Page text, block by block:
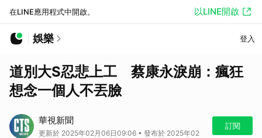
在LINE應用程式中開啟。 以LINE開啟
娛樂 登入
道別大S忍悲上工 蔡康永淚崩：瘋狂
想念一個人不丟臉
華視新聞
更新於 2025年02月06日09:06 • 發布於 2025年02
訂閱